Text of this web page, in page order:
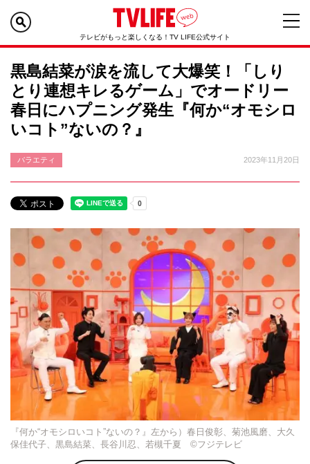
テレビがもっと楽しくなる！TV LIFE公式サイト
黒島結菜が涙を流して大爆笑！「しり
とり連想キレるゲーム」でオードリー
春日にハプニング発生『何か“オモシロ
いコト”ないの？』
バラエティ 2023年11月20日
『何か“オモシロいコト”ないの？』左から）春日俊彰、菊池風磨、大久
保佳代子、黒島結菜、長谷川忍、若槻千夏 ©フジテレビ